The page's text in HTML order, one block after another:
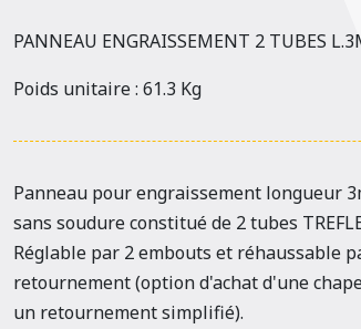
PANNEAU ENGRAISSEMENT 2 TUBES
Poids unitaire : 61.3 Kg
Panneau pour engraissement longueur
sans soudure constitué de 2 tubes
Réglable par 2 embouts et réhaussable
retournement (option d'achat d'une
un retournement simplifié).